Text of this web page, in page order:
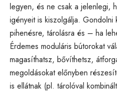
legyen, és ne csak a jelenlegi,
igényeit is kiszolgálja. Gondolni
pihenésre, tárolásra és – ha
Érdemes moduláris bútorokat
magasíthatsz, bővíthetsz,
megoldásokat előnyben
is ellátnak (pl. tárolóval